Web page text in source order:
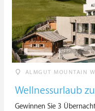
ALMGUT MOUNTAIN
Wellnessurlaub
Gewinnen Sie 3